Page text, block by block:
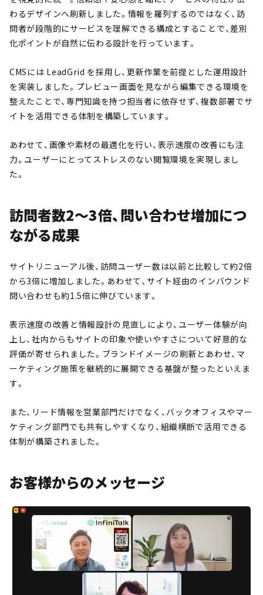
わるデザインへ刷新しました。情報を羅列するのではなく、訪
問者が段階的にサービスを理解できる構成とすることで、差別
化ポイントが自然に伝わる設計を行っています。
CMSには LeadGrid を採用し、更新作業を前提とした運用設計
を実装しました。プレビュー画面を見ながら編集できる環境を
整えたことで、専門知識を持つ担当者に依存せず、複数部署でサ
イトを活用できる体制を構築しています。
あわせて、画像や素材の最適化を行い、表示速度の改善にも注
力。ユーザーにとってストレスのない閲覧環境を実現しまし
た。
訪問者数2〜3倍、問い合わせ増加につ
ながる成果
サイトリニューアル後、訪問ユーザー数は以前と比較して約2倍
から3倍に増加しました。あわせて、サイト経由のインバウンド
問い合わせも約1.5倍に伸びています。
表示速度の改善と情報設計の見直しにより、ユーザー体験が向
上し、社内からもサイトの印象や使いやすさについて好意的な
評価が寄せられました。ブランドイメージの刷新とあわせ、マ
ーケティング施策を継続的に展開できる基盤が整ったといえま
す。
また、リード情報を営業部門だけでなく、バックオフィスやマー
ケティング部門でも共有しやすくなり、組織横断で活用できる
体制が構築されました。
お客様からのメッセージ